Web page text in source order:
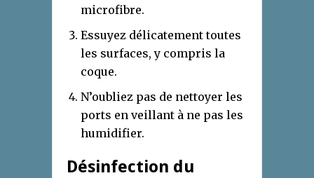
microfibre.
Essuyez délicatement toutes
les surfaces, y compris la
coque.
N’oubliez pas de nettoyer les
ports en veillant à ne pas les
humidifier.
Désinfection du